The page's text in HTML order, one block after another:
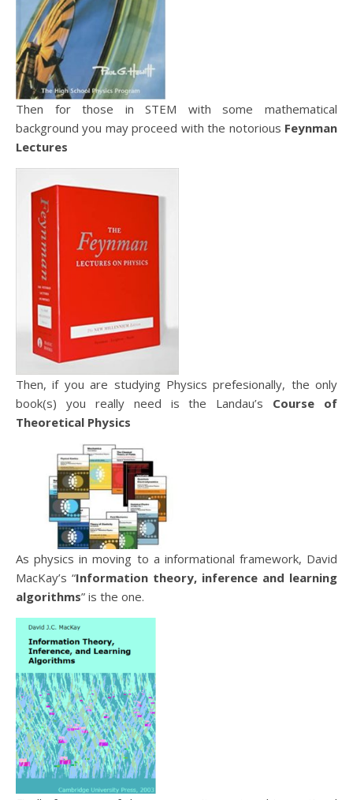
Then for those in STEM with some mathematical
background you may proceed with the notorious Feynman
Lectures
Then, if you are studying Physics prefesionally, the only
book(s) you really need is the Landau’s Course of
Theoretical Physics
As physics in moving to a informational framework, David
MacKay’s “Information theory, inference and learning
algorithms” is the one.